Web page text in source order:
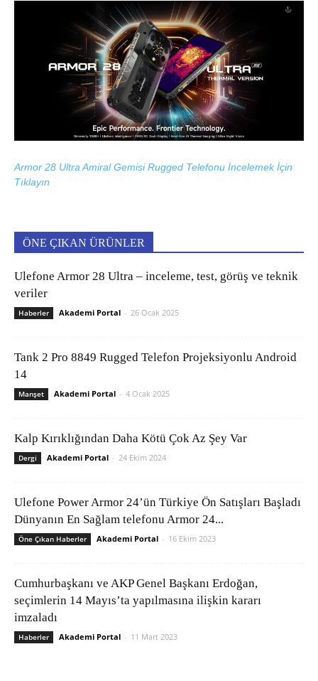
Armor 28 Ultra Amiral Gemisi Rugged Telefonu İncelemek İçin
Tıklayın
ÖNE ÇIKAN ÜRÜNLER
Ulefone Armor 28 Ultra – inceleme, test, görüş ve teknik
veriler
Haberler Akademi Portal - 26 Ocak 2025
Tank 2 Pro 8849 Rugged Telefon Projeksiyonlu Android
14
Manşet Akademi Portal - 4 Ocak 2025
Kalp Kırıklığından Daha Kötü Çok Az Şey Var
Dergi Akademi Portal - 24 Ekim 2024
Ulefone Power Armor 24’ün Türkiye Ön Satışları Başladı
Dünyanın En Sağlam telefonu Armor 24...
Öne Çıkan Haberler Akademi Portal - 16 Ekim 2023
Cumhurbaşkanı ve AKP Genel Başkanı Erdoğan,
seçimlerin 14 Mayıs’ta yapılmasına ilişkin kararı
imzaladı
Haberler Akademi Portal - 11 Mart 2023